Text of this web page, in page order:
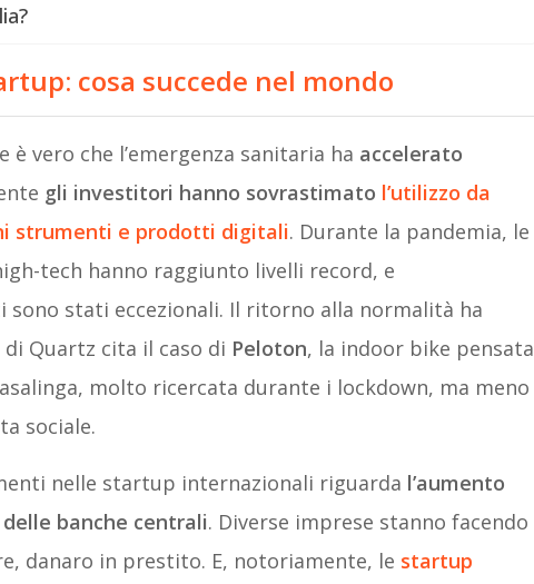
cosa succede nel mondo
è vero che l’emergenza sanitaria ha accelerato
gli investitori hanno sovrastimato l’utilizzo da
strumenti e prodotti digitali. Durante la pandemia, le
tech hanno raggiunto livelli record, e
stati eccezionali. Il ritorno alla normalità ha
Quartz cita il caso di Peloton, la indoor bike pensata
molto ricercata durante i lockdown, ma meno
sociale.
nelle startup internazionali riguarda l’aumento
banche centrali. Diverse imprese stanno facendo
danaro in prestito. E, notoriamente, le startup